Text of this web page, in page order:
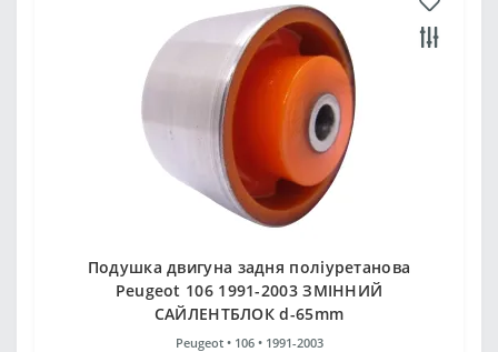
Подушка двигуна задня поліуретанова
Peugeot 106 1991-2003 ЗМІННИЙ
САЙЛЕНТБЛОК d-65mm
Peugeot • 106 • 1991-2003